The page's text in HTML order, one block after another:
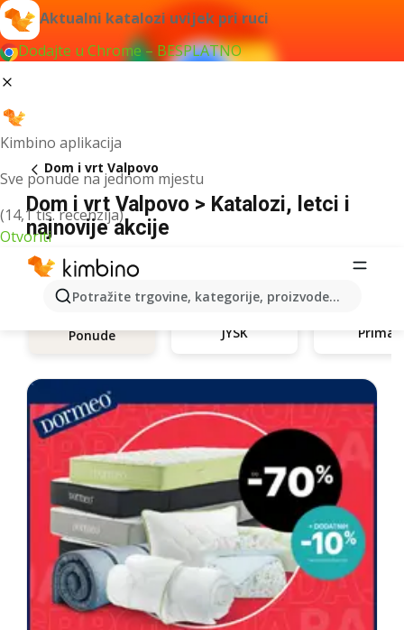
Aktualni katalozi uvijek pri ruci
Dodajte u Chrome – BESPLATNO
Kimbino aplikacija
Sve ponude na jednom mjestu
(14,1 tis. recenzija)
Otvoriti
Potražite trgovine, kategorije, proizvode...
Dom i vrt Valpovo
Dom i vrt Valpovo > Katalozi, letci i
najnovije akcije
Ponude JYSK Prima